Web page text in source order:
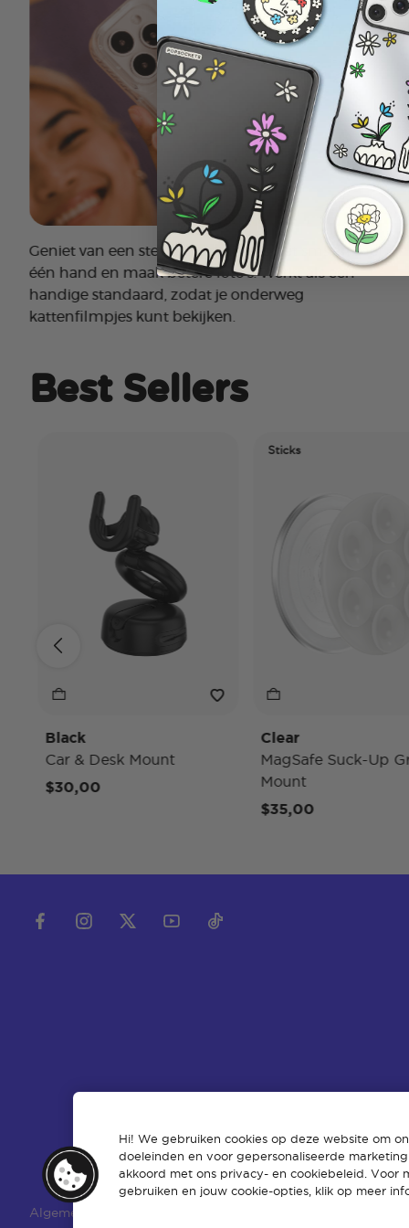
Geniet van een stevige grip tijdens het sms'en met
één hand en maak betere foto's. Werkt als een
handige standaard, zodat je onderweg
kattenfilmpjes kunt bekijken.
Best Sellers
Black
Car & Desk Mount
$30,00
Sticks
Clear
MagSafe Suck-Up Grip &
Mount
$35,00
Algemene voorwaarden
Hi! We gebruiken cookies op deze website om
doeleinden en voor gepersonaliseerde
akkoord met ons privacy- en cookiebeleid. Voor
gebruiken en jouw cookie-opties, klik op meer